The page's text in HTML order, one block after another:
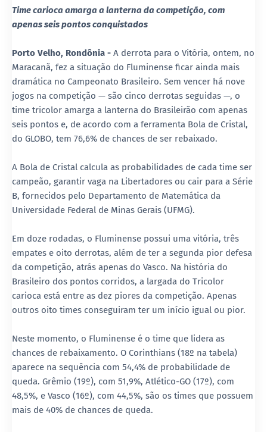
Time carioca amarga a lanterna da competição, com
apenas seis pontos conquistados
Porto Velho, Rondônia - A derrota para o Vitória, ontem, no
Maracanã, fez a situação do Fluminense ficar ainda mais
dramática no Campeonato Brasileiro. Sem vencer há nove
jogos na competição — são cinco derrotas seguidas —, o
time tricolor amarga a lanterna do Brasileirão com apenas
seis pontos e, de acordo com a ferramenta Bola de Cristal,
do GLOBO, tem 76,6% de chances de ser rebaixado.
A Bola de Cristal calcula as probabilidades de cada time ser
campeão, garantir vaga na Libertadores ou cair para a Série
B, fornecidos pelo Departamento de Matemática da
Universidade Federal de Minas Gerais (UFMG).
Em doze rodadas, o Fluminense possui uma vitória, três
empates e oito derrotas, além de ter a segunda pior defesa
da competição, atrás apenas do Vasco. Na história do
Brasileiro dos pontos corridos, a largada do Tricolor
carioca está entre as dez piores da competição. Apenas
outros oito times conseguiram ter um início igual ou pior.
Neste momento, o Fluminense é o time que lidera as
chances de rebaixamento. O Corinthians (18º na tabela)
aparece na sequência com 54,4% de probabilidade de
queda. Grêmio (19º), com 51,9%, Atlético-GO (17º), com
48,5%, e Vasco (16º), com 44,5%, são os times que possuem
mais de 40% de chances de queda.